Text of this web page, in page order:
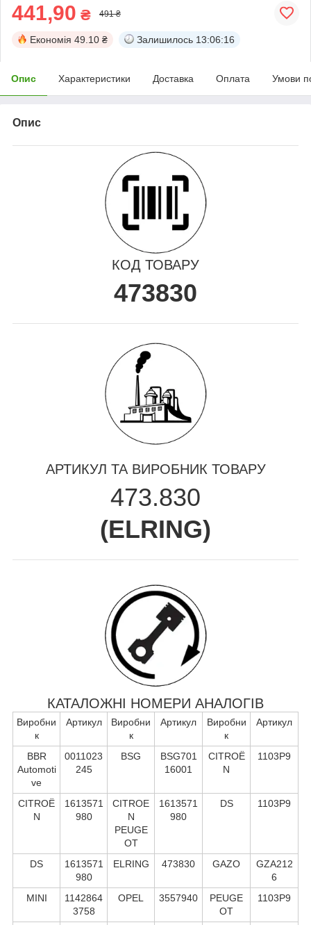
441,90 ₴ 491 ₴
Економія 49.10 ₴ Залишилось 13:06:15
Опис Характеристики Доставка Оплата Умови
Опис
КОД ТОВАРУ
473830
АРТИКУЛ ТА ВИРОБНИК ТОВАРУ
473.830
(ELRING)
КАТАЛОЖНІ НОМЕРИ АНАЛОГІВ
Виробни
к
Артикул
Виробни
к
Артикул
Виробни
к
Артикул
BBR
Automoti
ve
0011023
245
BSG
BSG701
16001
CITROË
N
1103P9
CITROË
N
1613571
980
CITROE
N
PEUGE
OT
1613571
980
DS 1103P9
DS
1613571
980
ELRING 473830 GAZO
GZA212
6
MINI
1142864
3758
OPEL 3557940
PEUGE
OT
1103P9